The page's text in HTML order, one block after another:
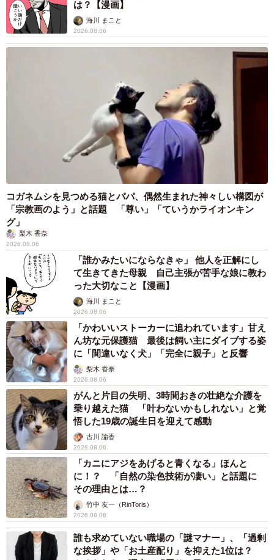
は？【漫画】
海川 まこと
2026.08.06
コガネムシを見つめる猫とパパ、偶然生まれた神々しい構図が
「宗教画のよう」と話題 「尊い」「ていうかライオンキン
グ」
梨木 香奈
2026.08.06
「誰かみたいにならなきゃ」 他人を正解にし
て生きてきた母親 自己主張が苦手な娘に教わ
った大切なこと【漫画】
海川 まこと
2026.08.06
「かわいいストーカーに追われています」甘え
ん坊な元保護猫 最後は飼い主にダイブする姿
に「間違いなく犬」「完全に親子」と反響
梨木 香奈
2026.08.06
がんと片目の失明、3時間おきの壮絶な介護を
乗り越えた猫 「叶わないかもしれない」と覚
悟した19歳の誕生日を迎えて感動
古川 諭香
2026.08.06
「カニにアジをあげると青くなる」ほんと
に！？ 「自然の染色技術が凄い」と話題に
その理由とは…？
竹中 友一（RinToris）
2026.08.06
誰も求めていない職場の「謎マナー」、「過剰
な挨拶」や「お土産配り」を抑えた1位は？